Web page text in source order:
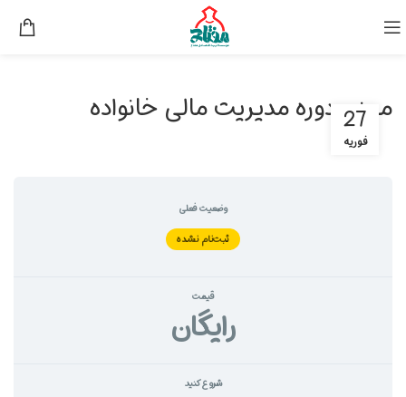
مینی دوره مدیریت مالی خانواده
27
فوریه
وضعیت فعلی
ثبت‌نام نشده
قیمت
رايگان
شروع کنید